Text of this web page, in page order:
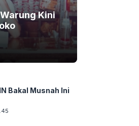
Kini
Bakal Musnah Ini